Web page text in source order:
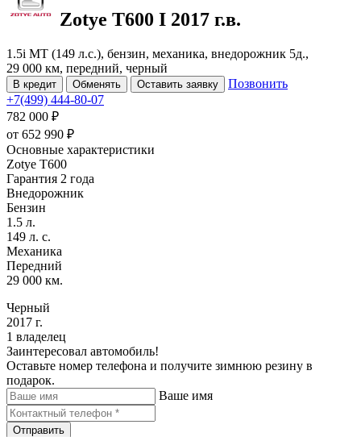
Zotye T600 I 2017 г.в.
1.5i MT (149 л.с.), бензин, механика, внедорожник 5д.,
29 000 км, передний, черный
В кредит Обменять Оставить заявку
Позвонить
+7(499) 444-80-07
782 000 ₽
от 652 990 ₽
Основные характеристики
Zotye T600
Гарантия 2 года
Внедорожник
Бензин
1.5 л.
149 л. с.
Механика
Передний
29 000 км.
Черный
2017 г.
1 владелец
Заинтересовал автомобиль!
Оставьте номер телефона и получите зимнюю резину в
подарок.
Ваше имя
Отправить